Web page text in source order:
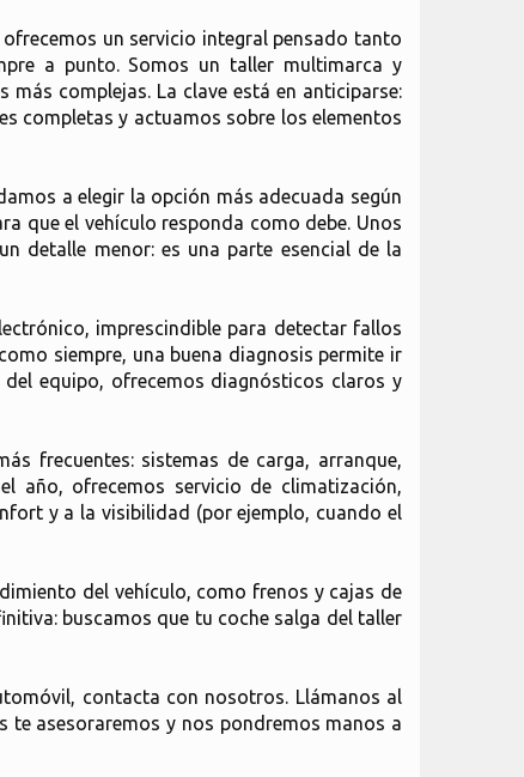
un servicio integral pensado tanto
a punto. Somos un taller multimarca y
complejas. La clave está en anticiparse:
completas y actuamos sobre los elementos
a elegir la opción más adecuada según
que el vehículo responda como debe. Unos
detalle menor: es una parte esencial de la
imprescindible para detectar fallos
siempre, una buena diagnosis permite ir
equipo, ofrecemos diagnósticos claros y
frecuentes: sistemas de carga, arranque,
año, ofrecemos servicio de climatización,
y a la visibilidad (por ejemplo, cuando el
del vehículo, como frenos y cajas de
buscamos que tu coche salga del taller
contacta con nosotros. Llámanos al
te asesoraremos y nos pondremos manos a